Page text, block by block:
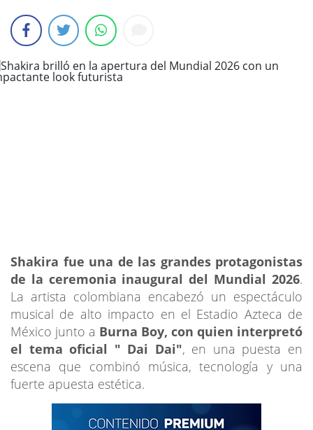
Shakira fue una de las grandes protagonistas
de la ceremonia inaugural del Mundial 2026.
La artista colombiana encabezó un espectáculo
musical de alto impacto en el Estadio Azteca de
México junto a Burna Boy, con quien interpretó
el tema oficial " Dai Dai", en una puesta en
escena que combinó música, tecnología y una
fuerte apuesta estética.